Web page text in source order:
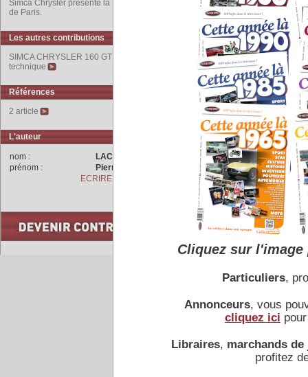
Simca Chrysler présente la 160 / 180 au Salon
de Paris.
Les autres contributions
SIMCA CHRYSLER 160 GT 1970 : fiche
technique
Références
2 article
L'auteur
nom :
LACHET
prénom :
Pierre
ECRIRE A L'AUTEUR
les habitués deSimca
réalisées hors de France
COMMENTAIRES
Accueil Conseiller à un
Cliquez sur
Particuliers,
Annonceurs, vous
cliquez ici
Libraires, marchands de
profitez